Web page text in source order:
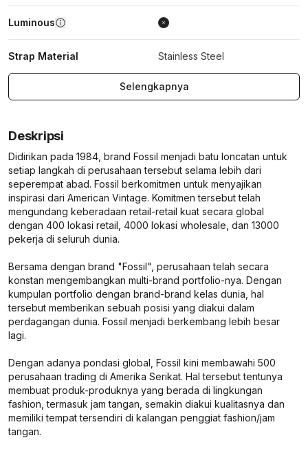
Luminous
Strap Material Stainless Steel
Selengkapnya
Deskripsi
Didirikan pada 1984, brand Fossil menjadi batu loncatan untuk
setiap langkah di perusahaan tersebut selama lebih dari
seperempat abad. Fossil berkomitmen untuk menyajikan
inspirasi dari American Vintage. Komitmen tersebut telah
mengundang keberadaan retail-retail kuat secara global
dengan 400 lokasi retail, 4000 lokasi wholesale, dan 13000
pekerja di seluruh dunia.
Bersama dengan brand "Fossil", perusahaan telah secara
konstan mengembangkan multi-brand portfolio-nya. Dengan
kumpulan portfolio dengan brand-brand kelas dunia, hal
tersebut memberikan sebuah posisi yang diakui dalam
perdagangan dunia. Fossil menjadi berkembang lebih besar
lagi.
Dengan adanya pondasi global, Fossil kini membawahi 500
perusahaan trading di Amerika Serikat. Hal tersebut tentunya
membuat produk-produknya yang berada di lingkungan
fashion, termasuk jam tangan, semakin diakui kualitasnya dan
memiliki tempat tersendiri di kalangan penggiat fashion/jam
tangan.